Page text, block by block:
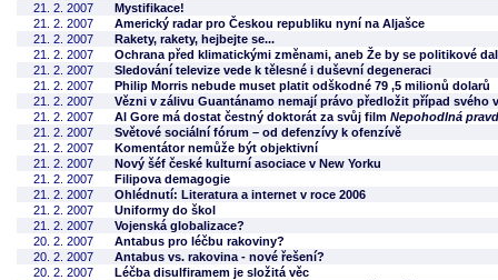
21. 2. 2007
Mystifikace!
21. 2. 2007
Americký radar pro Českou republiku nyní na Aljašce
21. 2. 2007
Rakety, rakety, hejbejte se...
21. 2. 2007
Ochrana před klimatickými změnami, aneb Že by se politikové
21. 2. 2007
Sledování televize vede k tělesné i duševní degeneraci
21. 2. 2007
Philip Morris nebude muset platit odškodné 79 ,5 milionů dolarů
21. 2. 2007
Vězni v zálivu Guantánamo nemají právo předložit případ svého
21. 2. 2007
Al Gore má dostat čestný doktorát za svůj film Nepohodlná
21. 2. 2007
Světové sociální fórum – od defenzívy k ofenzívě
21. 2. 2007
Komentátor nemůže být objektivní
21. 2. 2007
Nový šéf české kulturní asociace v New Yorku
21. 2. 2007
Filipova demagogie
21. 2. 2007
Ohlédnutí: Literatura a internet v roce 2006
21. 2. 2007
Uniformy do škol
21. 2. 2007
Vojenská globalizace?
20. 2. 2007
Antabus pro léčbu rakoviny?
20. 2. 2007
Antabus vs. rakovina - nové řešení?
20. 2. 2007
Léčba disulfiramem je složitá věc